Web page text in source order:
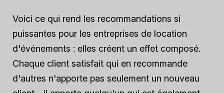
Voici ce qui rend les recommandations si
puissantes pour les entreprises de location
d'événements : elles créent un effet composé.
Chaque client satisfait qui en recommande
d'autres n'apporte pas seulement un nouveau